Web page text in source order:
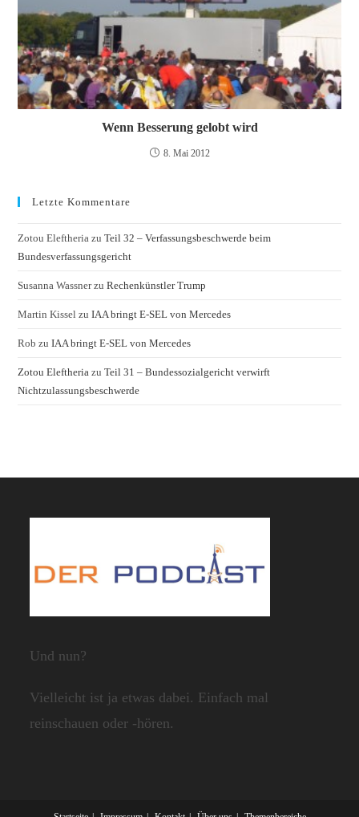
Wenn Besserung gelobt wird
8. Mai 2012
Letzte Kommentare
Zotou Eleftheria zuTeil 32 – Verfassungsbeschwerde beim
Bundesverfassungsgericht
Susanna WassnerzuRechenkünstler Trump
Martin Kissel zuIAA bringt E-SEL von Mercedes
Rob zuIAA bringt E-SEL von Mercedes
Zotou Eleftheria zuTeil 31 – Bundessozialgericht verwirft
Nichtzulassungsbeschwerde
Und nun?
Vielleicht ist ja etwas dabei. Einfach mal
reinschauen oder -hören.